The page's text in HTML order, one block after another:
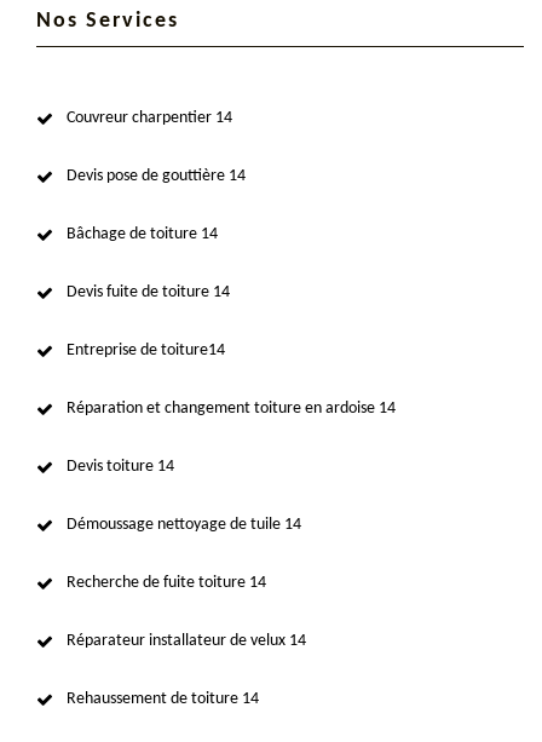
Nos Services
Couvreur charpentier 14
Devis pose de gouttière 14
Bâchage de toiture 14
Devis fuite de toiture 14
Entreprise de toiture14
Réparation et changement toiture en ardoise 14
Devis toiture 14
Démoussage nettoyage de tuile 14
Recherche de fuite toiture 14
Réparateur installateur de velux 14
Rehaussement de toiture 14